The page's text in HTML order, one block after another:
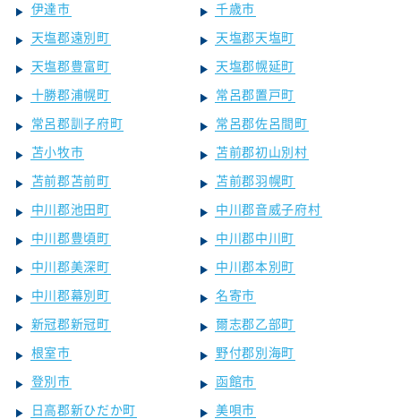
伊達市
千歳市
天塩郡遠別町
天塩郡天塩町
天塩郡豊富町
天塩郡幌延町
十勝郡浦幌町
常呂郡置戸町
常呂郡訓子府町
常呂郡佐呂間町
苫小牧市
苫前郡初山別村
苫前郡苫前町
苫前郡羽幌町
中川郡池田町
中川郡音威子府村
中川郡豊頃町
中川郡中川町
中川郡美深町
中川郡本別町
中川郡幕別町
名寄市
新冠郡新冠町
爾志郡乙部町
根室市
野付郡別海町
登別市
函館市
日高郡新ひだか町
美唄市